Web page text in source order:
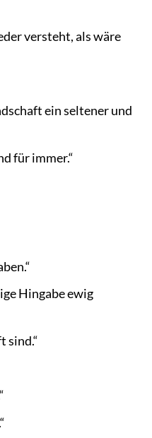
versteht, als wäre
ein seltener und
für immer.“
Hingabe ewig
sind.“